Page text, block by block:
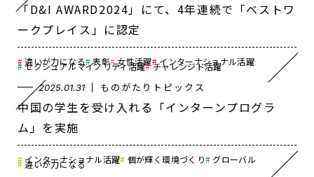
「D&I AWARD2024」にて、4年連続で「ベストワ
ークプレイス」に認定
違いが力になる 表彰 女性活躍 インターナショナル活躍
セクシュアルマイノリティ活躍 チャレンジド活躍
2025.01.31 ものがたりトピックス
中国の学生を受け入れる「インターンプログラ
ム」を実施
インターナショナル活躍 個が輝く環境づくり グローバル
違いが力になる